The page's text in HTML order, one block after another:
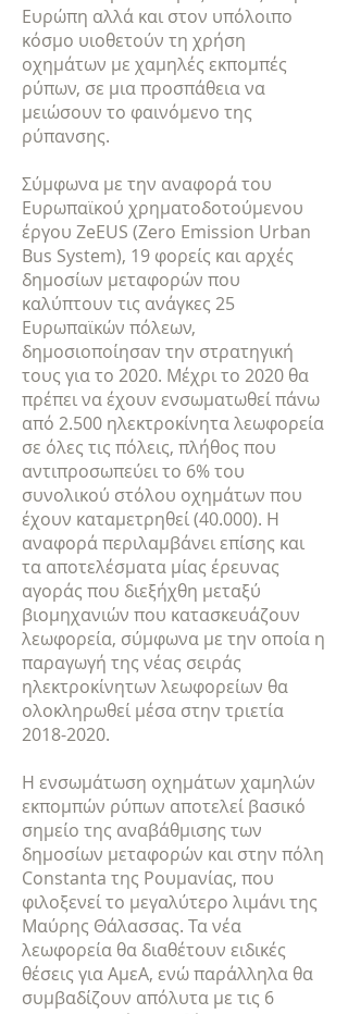
Ευρώπη αλλά και στον υπόλοιπο
κόσμο υιοθετούν τη χρήση
οχημάτων με χαμηλές εκπομπές
ρύπων, σε μια προσπάθεια να
μειώσουν το φαινόμενο της
ρύπανσης.
Σύμφωνα με την αναφορά του
Ευρωπαϊκού χρηματοδοτούμενου
έργου ZeEUS (Zero Emission Urban
Bus System), 19 φορείς και αρχές
δημοσίων μεταφορών που
καλύπτουν τις ανάγκες 25
Ευρωπαϊκών πόλεων,
δημοσιοποίησαν την στρατηγική
τους για το 2020. Μέχρι το 2020 θα
πρέπει να έχουν ενσωματωθεί πάνω
από 2.500 ηλεκτροκίνητα λεωφορεία
σε όλες τις πόλεις, πλήθος που
αντιπροσωπεύει το 6% του
συνολικού στόλου οχημάτων που
έχουν καταμετρηθεί (40.000). Η
αναφορά περιλαμβάνει επίσης και
τα αποτελέσματα μίας έρευνας
αγοράς που διεξήχθη μεταξύ
βιομηχανιών που κατασκευάζουν
λεωφορεία, σύμφωνα με την οποία η
παραγωγή της νέας σειράς
ηλεκτροκίνητων λεωφορείων θα
ολοκληρωθεί μέσα στην τριετία
2018-2020.
Η ενσωμάτωση οχημάτων χαμηλών
εκπομπών ρύπων αποτελεί βασικό
σημείο της αναβάθμισης των
δημοσίων μεταφορών και στην πόλη
Constanta της Ρουμανίας, που
φιλοξενεί το μεγαλύτερο λιμάνι της
Μαύρης Θάλασσας. Τα νέα
λεωφορεία θα διαθέτουν ειδικές
θέσεις για ΑμεΑ, ενώ παράλληλα θα
συμβαδίζουν απόλυτα με τις 6